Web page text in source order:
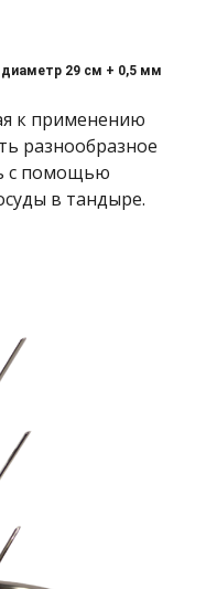
29 см + 0,5 мм
к применению
разнообразное
с помощью
в тандыре.